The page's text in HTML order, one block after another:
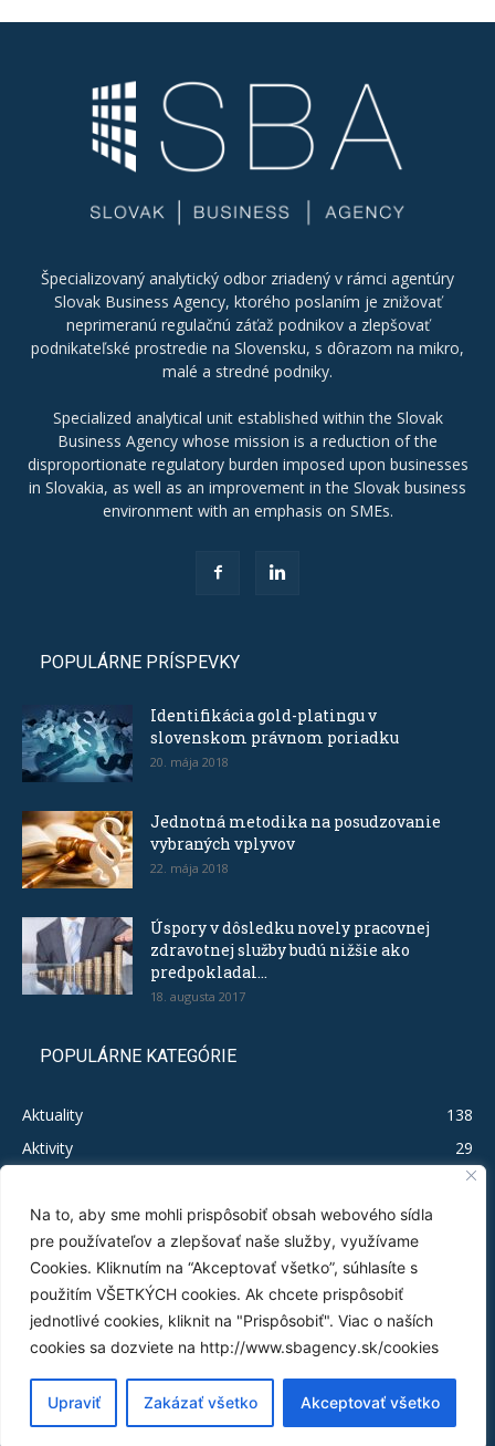
Na to, aby sme mohli prispôsobiť obsah webového sídla
pre používateľov a zlepšovať naše služby, využívame
Cookies. Kliknutím na “Akceptovať všetko”, súhlasíte s
použitím VŠETKÝCH cookies. Ak chcete prispôsobiť
jednotlivé cookies, kliknit na "Prispôsobiť". Viac o naších
cookies sa dozviete na http://www.sbagency.sk/cookies
Upraviť Zakázať všetko Akceptovať všetko
Špecializovaný analytický odbor zriadený v rámci agentúry
Slovak Business Agency, ktorého poslaním je znižovať
neprimeranú regulačnú záťaž podnikov a zlepšovať
podnikateľské prostredie na Slovensku, s dôrazom na mikro,
malé a stredné podniky.
Specialized analytical unit established within the Slovak
Business Agency whose mission is a reduction of the
disproportionate regulatory burden imposed upon businesses
in Slovakia, as well as an improvement in the Slovak business
environment with an emphasis on SMEs.
POPULÁRNE PRÍSPEVKY
Identifikácia gold-platingu v
slovenskom právnom poriadku
20. mája 2018
Jednotná metodika na posudzovanie
vybraných vplyvov
22. mája 2018
Úspory v dôsledku novely pracovnej
zdravotnej služby budú nižšie ako
predpokladal...
18. augusta 2017
POPULÁRNE KATEGÓRIE
Aktuality
138
Aktivity
29
19
Publikácie
Test MSP
Tlačové správy
Byrokratický nezmysel
Infografiky
Analýzy gold-platingu